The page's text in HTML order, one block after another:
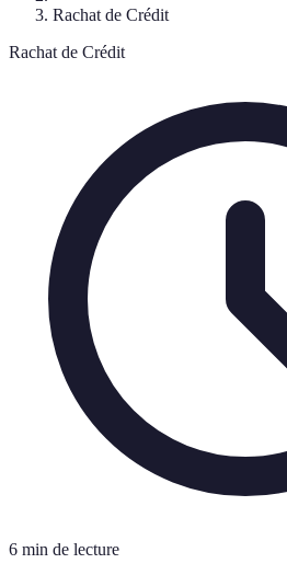
Rachat de Crédit
Rachat de Crédit
6 min de lecture